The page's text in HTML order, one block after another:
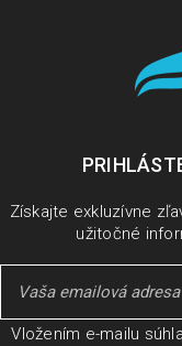
Získajte exkluzívne
užitočné
Vložením e-mailu